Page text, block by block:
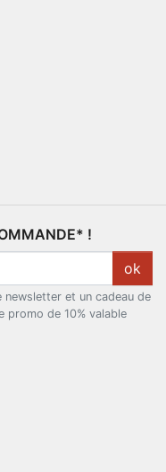
!
ok
et un cadeau de
promo de 10% valable